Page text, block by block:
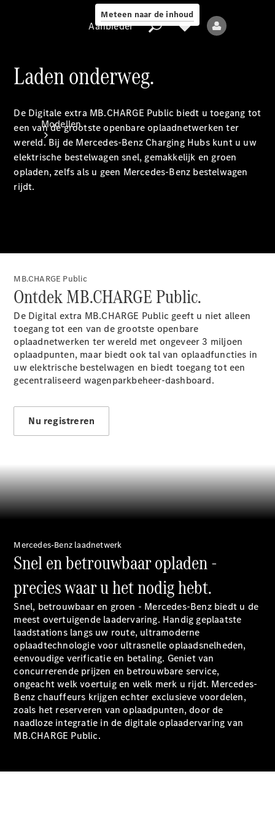
Meteen naar de inhoud
Aanbieder
Modellen
Elektrische
Sprinter
Sprinter
Sprinter
Gesloten
Tourer
Sprinter
Chassiscabine
Sprinter
Sprinter
Chassiscabine
met open
laadbak
Configurator
Mercedes-
Benz Store
Vito
Gesloten
Aanbieder
Laden onderweg.
De Digitale extra MB.CHARGE Public biedt u toegang tot
een van de grootste openbare oplaadnetwerken ter
wereld. Bij de Mercedes-Benz Charging Hubs kunt u uw
elektrische bestelwagen snel, gemakkelijk en groen
opladen, zelfs als u geen Mercedes-Benz bestelwagen
rijdt.
MB.CHARGE Public
Ontdek MB.CHARGE Public.
De Digital extra MB.CHARGE Public geeft u niet alleen
toegang tot een van de grootste openbare
oplaadnetwerken ter wereld met ongeveer 3 miljoen
oplaadpunten, maar biedt ook tal van oplaadfuncties in
uw elektrische bestelwagen en biedt toegang tot een
gecentraliseerd wagenparkbeheer-dashboard.
Nu registreren
Mercedes-Benz laadnetwerk
Snel en betrouwbaar opladen -
precies waar u het nodig hebt.
Snel, betrouwbaar en groen - Mercedes-Benz biedt u de
meest overtuigende laadervaring. Handig geplaatste
laadstations langs uw route, ultramoderne
oplaadtechnologie voor ultrasnelle oplaadsnelheden,
eenvoudige verificatie en betaling. Geniet van
concurrerende prijzen en betrouwbare service,
ongeacht welk voertuig en welk merk u rijdt. Mercedes-
Benz chauffeurs krijgen echter exclusieve voordelen,
zoals het reserveren van oplaadpunten, door de
naadloze integratie in de digitale oplaadervaring van
MB.CHARGE Public.